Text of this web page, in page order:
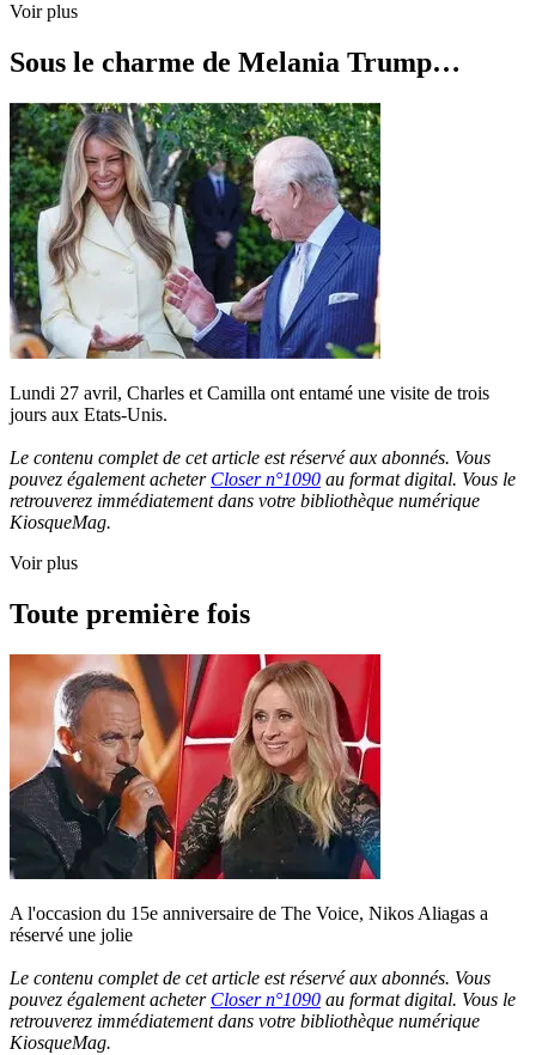
Voir plus
Sous le charme de Melania Trump…
Lundi 27 avril, Charles et Camilla ont entamé une visite de trois
jours aux Etats-Unis.
Le contenu complet de cet article est réservé aux abonnés. Vous
pouvez également acheter Closer n°1090 au format digital. Vous le
retrouverez immédiatement dans votre bibliothèque numérique
KiosqueMag.
Voir plus
Toute première fois
A l'occasion du 15e anniversaire de The Voice, Nikos Aliagas a
réservé une jolie
Le contenu complet de cet article est réservé aux abonnés. Vous
pouvez également acheter Closer n°1090 au format digital. Vous le
retrouverez immédiatement dans votre bibliothèque numérique
KiosqueMag.